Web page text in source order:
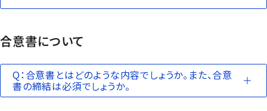
合意書について
Q：合意書とはどのような内容でしょうか。また、合意
書の締結は必須でしょうか。